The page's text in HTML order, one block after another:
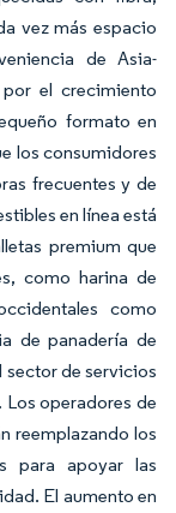
vez más espacio
de Asia-
el crecimiento
formato en
los consumidores
frecuentes y de
en línea está
premium que
como harina de
como
de panadería de
sector de servicios
operadores de
reemplazando los
para apoyar las
El aumento en